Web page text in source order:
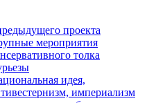
проекта
мероприятия
толка
идея,
империализм